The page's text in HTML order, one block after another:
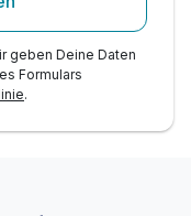
geben Deine Daten
Formulars
.